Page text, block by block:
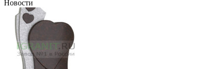
Новости